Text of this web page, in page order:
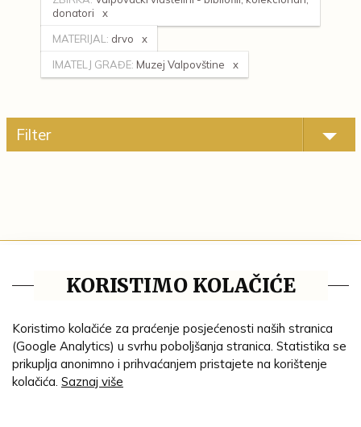
donatori
MATERIJAL: drvo
IMATELJ GRAĐE: Muzej Valpovštine
Filter
Impresum
Ustanove
Lenta vremena
Genealogija
KORISTIMO KOLAČIĆE
Koristimo kolačiće za praćenje posjećenosti naših stranica
(Google Analytics) u svrhu poboljšanja stranica. Statistika se
prikuplja anonimno i prihvaćanjem pristajete na korištenje
kolačića. Saznaj više